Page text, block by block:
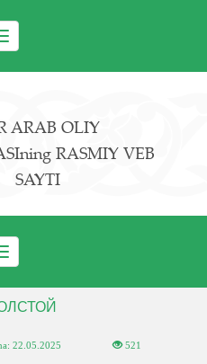
ARAB OLIY
RASMIY VEB
SAYTI
22.05.2025 521